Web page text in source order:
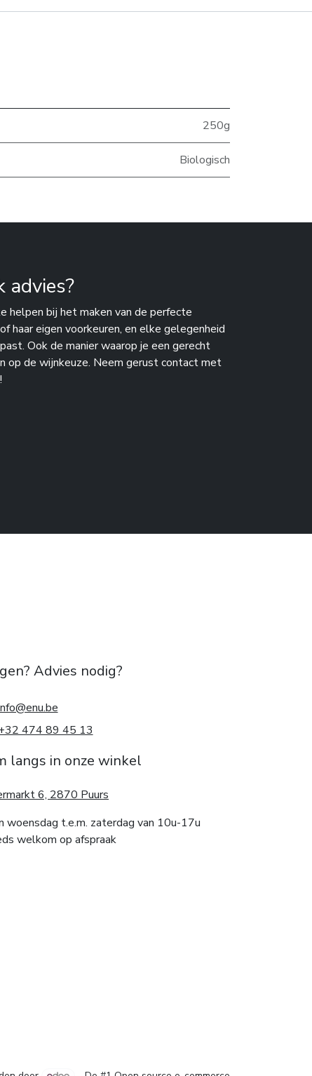
250g
Biologisch
advies?
helpen bij het maken van de perfecte
haar eigen voorkeuren, en elke gelegenheid
Ook de manier waarop je een gerecht
op de wijnkeuze. Neem gerust contact met
Advies nodig?
474 89 45 13
langs in onze winkel
6, 2870 Puurs
woensdag t.e.m. zaterdag van 10u-17u
welkom op afspraak